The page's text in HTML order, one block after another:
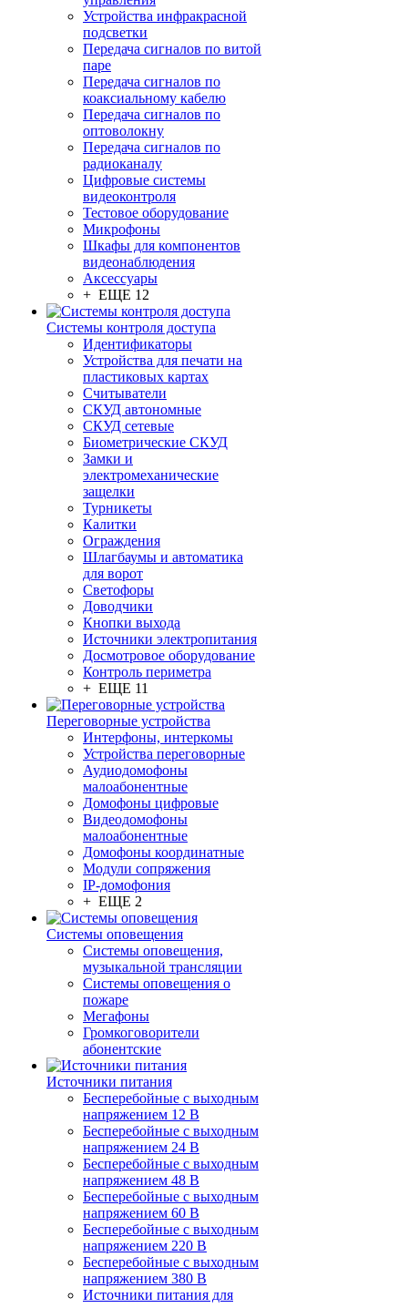
Устройства инфракрасной
подсветки
Передача сигналов по витой
паре
Передача сигналов по
коаксиальному кабелю
Передача сигналов по
оптоволокну
Передача сигналов по
радиоканалу
Цифровые системы
видеоконтроля
Тестовое оборудование
Микрофоны
Шкафы для компонентов
видеонаблюдения
Аксессуары
+ ЕЩЕ 12
Системы контроля доступа
Идентификаторы
Устройства для печати на
пластиковых картах
Считыватели
СКУД автономные
СКУД сетевые
Биометрические СКУД
Замки и
электромеханические
защелки
Турникеты
Калитки
Ограждения
Шлагбаумы и автоматика
для ворот
Светофоры
Доводчики
Кнопки выхода
Источники электропитания
Досмотровое оборудование
Контроль периметра
+ ЕЩЕ 11
Переговорные устройства
Интерфоны, интеркомы
Устройства переговорные
Аудиодомофоны
малоабонентные
Домофоны цифровые
Видеодомофоны
малоабонентные
Домофоны координатные
Модули сопряжения
IP-домофония
+ ЕЩЕ 2
Системы оповещения
Системы оповещения,
музыкальной трансляции
Системы оповещения о
пожаре
Мегафоны
Громкоговорители
абонентские
Источники питания
Бесперебойные с выходным
напряжением 12 В
Бесперебойные с выходным
напряжением 24 В
Бесперебойные с выходным
напряжением 48 В
Бесперебойные с выходным
напряжением 60 В
Бесперебойные с выходным
напряжением 220 В
Бесперебойные с выходным
напряжением 380 В
Источники питания для